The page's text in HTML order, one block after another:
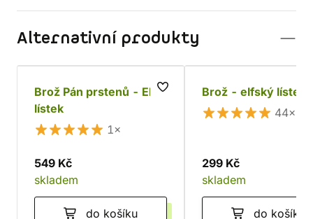
Alternativní produkty
Brož Pán prstenů - Elfí
lístek
1×
549 Kč
skladem
do košíku
Brož - elfský lístek
44×
299 Kč
skladem
do košíku